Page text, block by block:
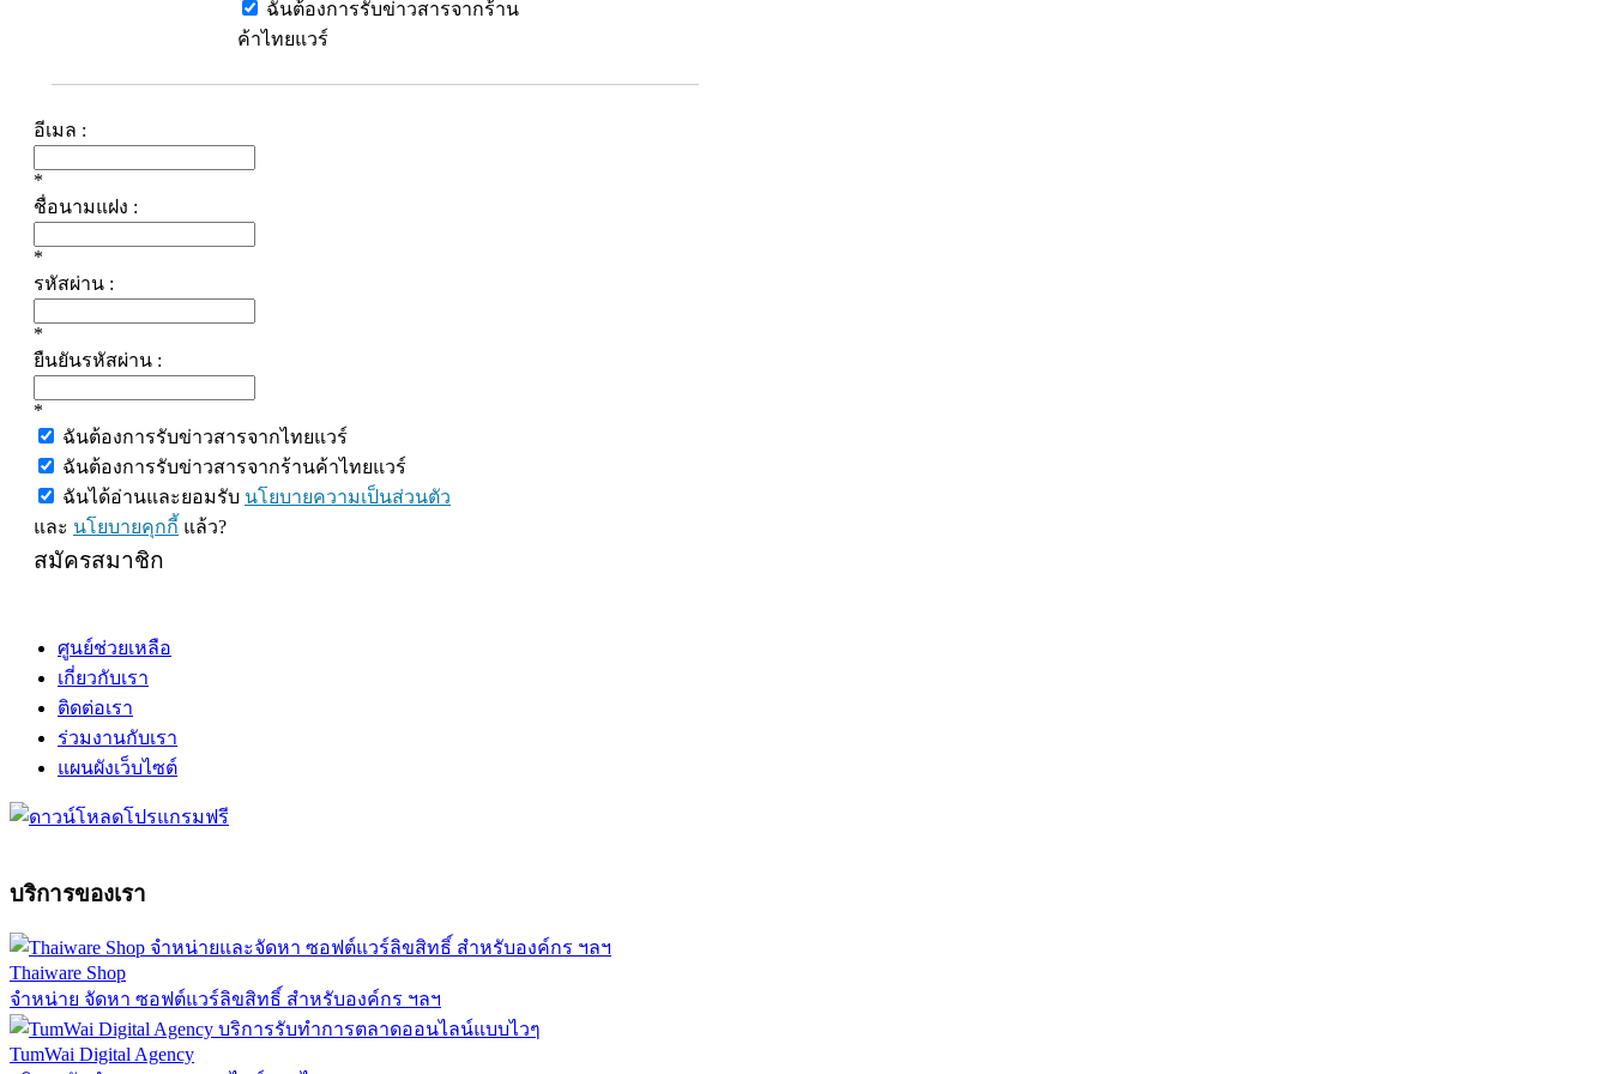
ฉันต้องการรับข่าวสารจากร้าน
ค้าไทยแวร์
อีเมล :
*
ชื่อนามแฝง :
*
รหัสผ่าน :
*
ยืนยันรหัสผ่าน :
*
ฉันต้องการรับข่าวสารจากไทยแวร์
ฉันต้องการรับข่าวสารจากร้านค้าไทยแวร์
ฉันได้อ่านและยอมรับ นโยบายความเป็นส่วนตัว
และ นโยบายคุกกี้ แล้ว?
สมัครสมาชิก
ศูนย์ช่วยเหลือ
เกี่ยวกับเรา
ติดต่อเรา
ร่วมงานกับเรา
แผนผังเว็บไซต์
บริการของเรา
Thaiware Shop
จำหน่าย จัดหา ซอฟต์แวร์ลิขสิทธิ์ สำหรับองค์กร ฯลฯ
TumWai Digital Agency